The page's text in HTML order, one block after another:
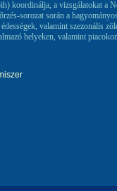
koordinálja, a vizsgálatokat a
sorozat során a
valamint szezonális
helyeken, valamint